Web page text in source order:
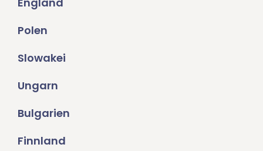
Polen
Slowakei
Ungarn
Bulgarien
Finnland